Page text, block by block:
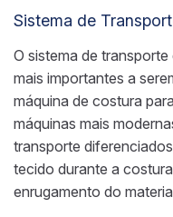
Sistema de
O sistema de
mais importantes a
máquina de costura para
máquinas mais
transporte
tecido durante a
enrugamento do